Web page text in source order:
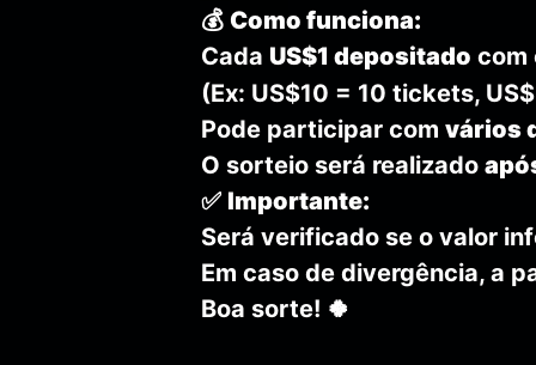
💰 Como funciona:
Cada US$1 depositado com
(Ex: US$10 = 10 tickets,
Pode participar com vários
O sorteio será realizado
✅ Importante:
Será verificado se o valor
Em caso de divergência, a
Boa sorte! 🍀